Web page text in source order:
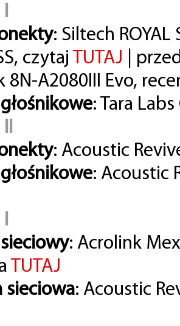
: Siltech ROYAL
czytaj TUTAJ |
8N-A2080III Evo,
: Tara
: Acoustic
: Acoustic
: Acrolink
TUTAJ
sieciowa: Acoustic